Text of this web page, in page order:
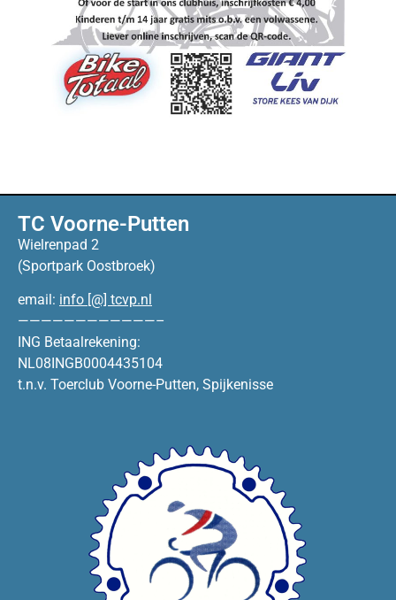
TC Voorne-Putten
Wielrenpad 2
(Sportpark Oostbroek)
email: info [@] tcvp.nl
————————————–
ING Betaalrekening:
NL08INGB0004435104
t.n.v. Toerclub Voorne-Putten, Spijkenisse